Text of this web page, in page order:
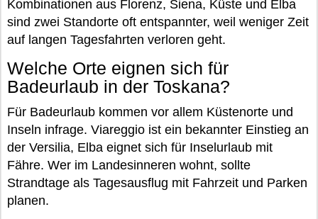
Kombinationen aus Florenz, Siena, Küste und Elba
sind zwei Standorte oft entspannter, weil weniger Zeit
auf langen Tagesfahrten verloren geht.
Welche Orte eignen sich für
Badeurlaub in der Toskana?
Für Badeurlaub kommen vor allem Küstenorte und
Inseln infrage. Viareggio ist ein bekannter Einstieg an
der Versilia, Elba eignet sich für Inselurlaub mit
Fähre. Wer im Landesinneren wohnt, sollte
Strandtage als Tagesausflug mit Fahrzeit und Parken
planen.